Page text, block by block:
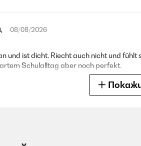
08/08/2026
und ist dicht. Riecht auch nicht und
Schulalltag aber noch perfekt.